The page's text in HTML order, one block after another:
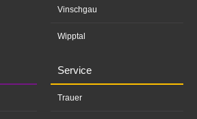
Vinschgau
Wipptal
Service
Trauer